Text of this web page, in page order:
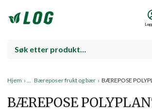
Hjem › Bæreposer frukt og bær › BÆREPOSE
BÆREPOSE